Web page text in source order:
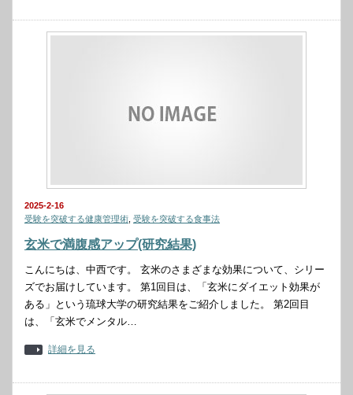
2025-2-16
受験を突破する健康管理術 受験を突破する食事法
玄米で満腹感アップ(研究結果)
こんにちは、中西です。 玄米のさまざまな効果について、シリー
ズでお届けしています。 第1回目は、「玄米にダイエット効果が
ある」という琉球大学の研究結果をご紹介しました。 第2回目
は、「玄米でメンタル…
詳細を見る